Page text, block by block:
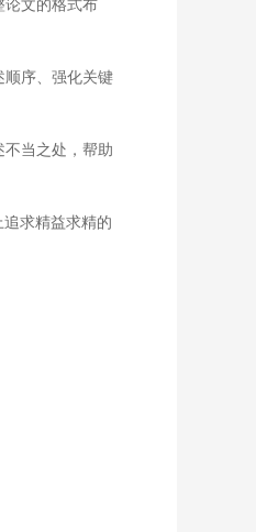
序、强化关键
当之处，帮助
求精益求精的